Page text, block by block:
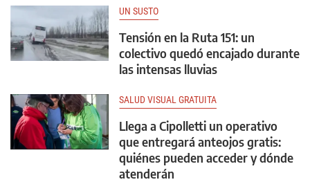
UN SUSTO
Tensión en la Ruta 151: un
colectivo quedó encajado durante
las intensas lluvias
SALUD VISUAL GRATUITA
Llega a Cipolletti un operativo
que entregará anteojos gratis:
quiénes pueden acceder y dónde
atenderán